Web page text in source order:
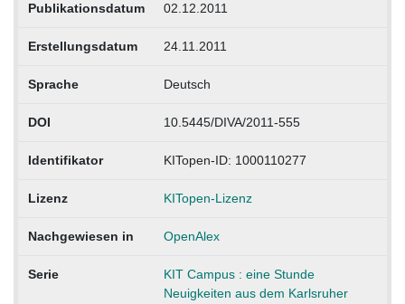
Publikationsdatum 02.12.2011
Erstellungsdatum 24.11.2011
Sprache Deutsch
DOI 10.5445/DIVA/2011-555
Identifikator KITopen-ID: 1000110277
Lizenz KITopen-Lizenz
Nachgewiesen in OpenAlex
Serie
KIT Campus : eine Stunde
Neuigkeiten aus dem Karlsruher